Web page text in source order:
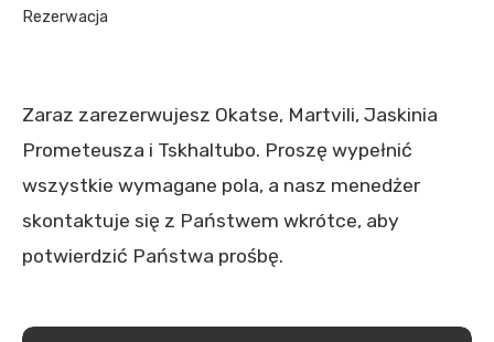
Rezerwacja
Zaraz zarezerwujesz Okatse, Martvili, Jaskinia
Prometeusza i Tskhaltubo. Proszę wypełnić
wszystkie wymagane pola, a nasz menedżer
skontaktuje się z Państwem wkrótce, aby
potwierdzić Państwa prośbę.